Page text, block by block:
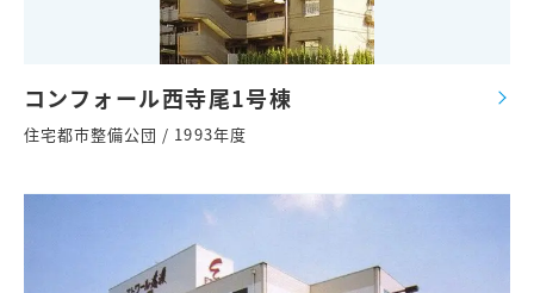
コンフォール西寺尾1号棟
住宅都市整備公団 / 1993年度